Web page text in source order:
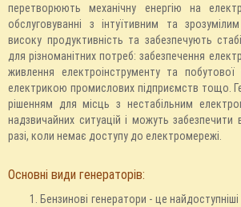
перетворюють механічну енергію на
обслуговуванні з інтуїтивним та
високу продуктивність та забезпечують
для різноманітних потреб: забезпечення
живлення електроінструменту та побутової
електрикою промислових підприємств тощо.
рішенням для місць з нестабільним
надзвичайних ситуацій і можуть забезпечити
разі, коли немає доступу до електромережі.
Основні види генераторів:
Бензинові генератори - це найдоступніші